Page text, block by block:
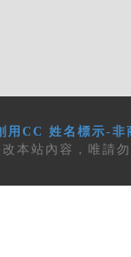
用CC 姓名標示-
本站內容，唯請